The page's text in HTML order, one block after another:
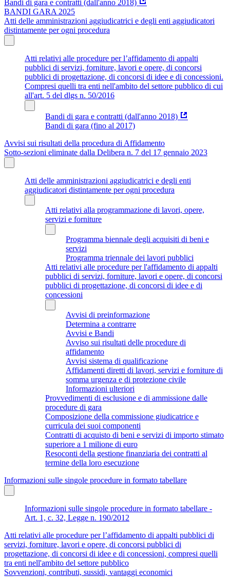
Bandi di gara e contratti (dall'anno 2018)
BANDI GARA 2025
Atti delle amministrazioni aggiudicatrici e degli enti aggiudicatori
distintamente per ogni procedura
Atti relativi alle procedure per l’affidamento di appalti
pubblici di servizi, forniture, lavori e opere, di concorsi
pubblici di progettazione, di concorsi di idee e di concessioni.
Compresi quelli tra enti nell'ambito del settore pubblico di cui
all'art. 5 del dlgs n. 50/2016
Bandi di gara e contratti (dall'anno 2018)
Bandi di gara (fino al 2017)
Avvisi sui risultati della procedura di Affidamento
Sotto-sezioni eliminate dalla Delibera n. 7 del 17 gennaio 2023
Atti delle amministrazioni aggiudicatrici e degli enti
aggiudicatori distintamente per ogni procedura
Atti relativi alla programmazione di lavori, opere,
servizi e forniture
Programma biennale degli acquisiti di beni e
servizi
Programma triennale dei lavori pubblici
Atti relativi alle procedure per l'affidamento di appalti
pubblici di servizi, forniture, lavori e opere, di concorsi
pubblici di progettazione, di concorsi di idee e di
concessioni
Avvisi di preinformazione
Determina a contrarre
Avvisi e Bandi
Avviso sui risultati delle procedure di
affidamento
Avvisi sistema di qualificazione
Affidamenti diretti di lavori, servizi e forniture di
somma urgenza e di protezione civile
Informazioni ulteriori
Provvedimenti di esclusione e di ammissione dalle
procedure di gara
Composizione della commissione giudicatrice e
curricula dei suoi componenti
Contratti di acquisto di beni e servizi di importo stimato
superiore a 1 milione di euro
Resoconti della gestione finanziaria dei contratti al
termine della loro esecuzione
Informazioni sulle singole procedure in formato tabellare
Informazioni sulle singole procedure in formato tabellare -
Art. 1, c. 32, Legge n. 190/2012
Atti relativi alle procedure per l’affidamento di appalti pubblici di
servizi, forniture, lavori e opere, di concorsi pubblici di
progettazione, di concorsi di idee e di concessioni, compresi quelli
tra enti nell'ambito del settore pubblico
Sovvenzioni, contributi, sussidi, vantaggi economici